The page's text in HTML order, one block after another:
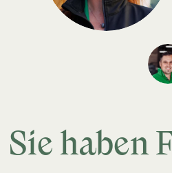
Sie haben